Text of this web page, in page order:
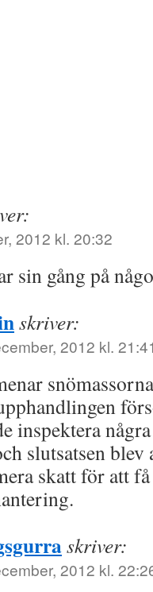
2012 kl. 20:32
sin gång på
skriver:
2012 kl.
inspektera
slutsatsen
skatt för att
skriver:
2012 kl.